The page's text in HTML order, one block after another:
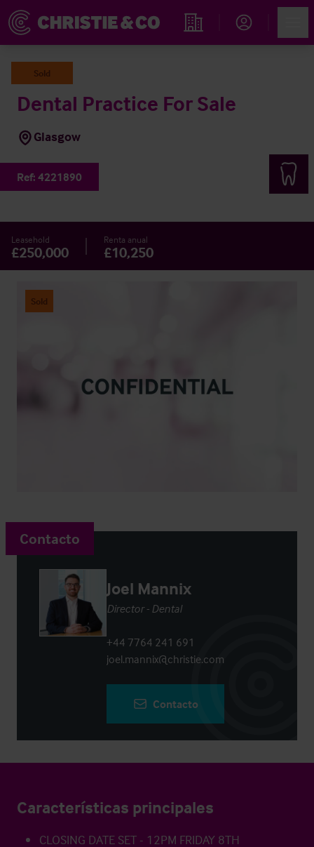
Propiedades
Sold
Dental Practice For Sale
Glasgow
Ref: 4221890
Leasehold
£250,000
Renta anual
£10,250
Sold
Contacto
Joel Mannix
Director - Dental
+44 7764 241 691
joel.mannix@christie.com
Contacto
Características principales
CLOSING DATE SET - 12PM FRIDAY 8TH